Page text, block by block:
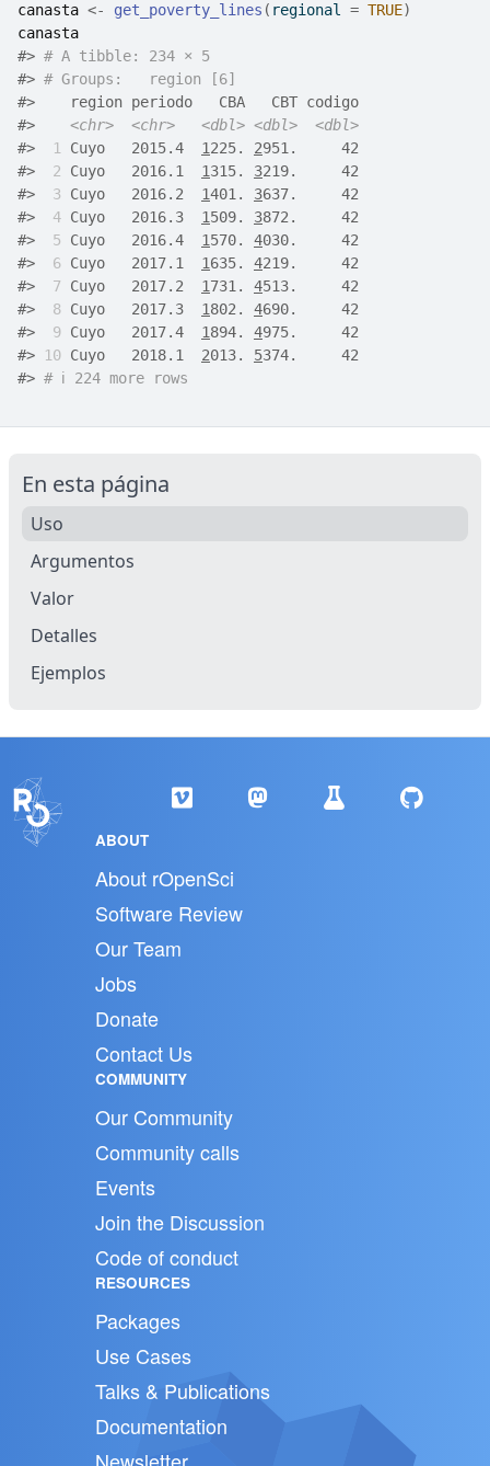
canasta <- get_poverty_lines ( regional = TRUE)
canasta
#> # A tibble: 234 × 5
#> # Groups:   region [6]
#>
    region periodo   CBA   CBT codigo
#>
<chr> <chr> <dbl> <dbl>
<dbl>
#>
1 Cuyo   2015.4 1225. 2951.     42
#>
2 Cuyo   2016.1 1315. 3219.     42
#>
3 Cuyo   2016.2 1401. 3637.     42
#>
4 Cuyo   2016.3 1509. 3872.     42
#>
5 Cuyo   2016.4 1570. 4030.     42
#>
6 Cuyo   2017.1 1635. 4219.     42
#>
7 Cuyo   2017.2 1731. 4513.     42
#>
8 Cuyo   2017.3 1802. 4690.     42
#>
9 Cuyo   2017.4 1894. 4975.     42
#>
10 Cuyo   2018.1 2013. 5374.     42
#> # ℹ 224 more rows
En esta página
Uso
Argumentos
Valor
Detalles
Ejemplos
ABOUT
About rOpenSci
Software Review
Our Team
Jobs
Donate
Contact Us
COMMUNITY
Our Community
Community calls
Events
Join the Discussion
Code of conduct
RESOURCES
Packages
Use Cases
Talks & Publications
Documentation